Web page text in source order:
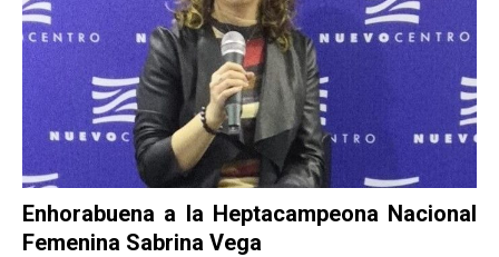
Enhorabuena a la Heptacampeona Nacional
Femenina Sabrina Vega